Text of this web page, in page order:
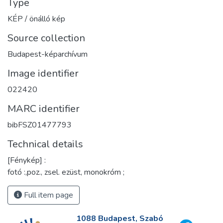
Type
KÉP / önálló kép
Source collection
Budapest-képarchívum
Image identifier
022420
MARC identifier
bibFSZ01477793
Technical details
[Fénykép] :
fotó :,poz., zsel. ezüst, monokróm ;
Full item page
1088 Budapest, Szabó